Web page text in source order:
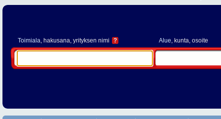
Toimiala, hakusana, yrityksen nimi ? Alue, kunta, osoite